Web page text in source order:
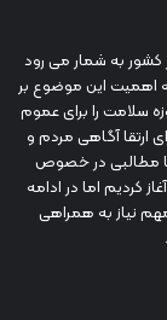
به شمار می رود
اهمیت این موضوع بر
سلامت را برای عموم
ارتقا آگاهی مردم و
مطالبی در خصوص
کردیم اما در ادامه
نیاز به همراهی